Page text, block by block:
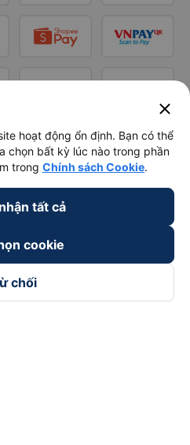
close
hoạt động ổn định. Bạn có thể
chọn bất kỳ lúc nào trong phần
trong Chính sách Cookie.
tất cả
cookie
chối